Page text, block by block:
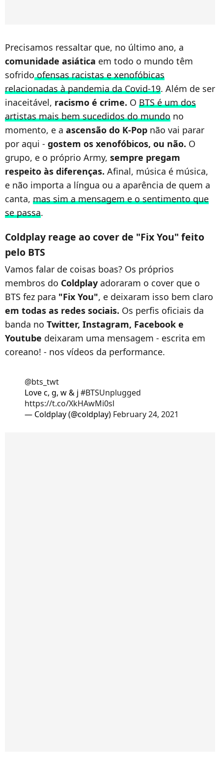
Precisamos ressaltar que, no último ano, a
comunidade asiática em todo o mundo têm
sofridoofensas racistas e xenofóbicas
relacionadas à pandemia da Covid-19. Além de ser
inaceitável, racismo é crime. O BTS é um dos
artistas mais bem sucedidos do mundo no
momento, e a ascensão do K-Pop não vai parar
por aqui - gostem os xenofóbicos, ou não. O
grupo, e o próprio Army, sempre pregam
respeito às diferenças. Afinal, música é música,
e não importa a língua ou a aparência de quem a
canta, mas sim a mensagem e o sentimento que
se passa.
Coldplay reage ao cover de "Fix You" feito
pelo BTS
Vamos falar de coisas boas? Os próprios
membros do Coldplay adoraram o cover que o
BTS fez para "Fix You", e deixaram isso bem claro
em todas as redes sociais. Os perfis oficiais da
banda no Twitter, Instagram, Facebook e
Youtube deixaram uma mensagem - escrita em
coreano! - nos vídeos da performance.
@bts_twt
Love c, g, w & j #BTSUnplugged
https://t.co/XkHAwMi0sl
— Coldplay (@coldplay) February 24, 2021